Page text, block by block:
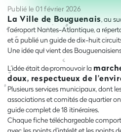
Publié le 01 février 2026
La Ville de Bouguenais, au
l’aéroport Nantes-Atlantique, a
et a publié un guide de dix-huit
Une idée qui vient des
L’idée était de promouvoir la
doux, respectueux de
Plusieurs services municipaux, dont
associations et comités de quartier
guide complet de 18 itinéraires.
Chaque fiche téléchargeable